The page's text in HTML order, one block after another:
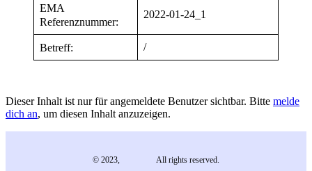
EMA
Referenznummer:
2022-01-24_1
Betreff: /
Dieser Inhalt ist nur für angemeldete Benutzer sichtbar. Bitte melde
dich an, um diesen Inhalt anzuzeigen.
© 2023, All rights reserved.